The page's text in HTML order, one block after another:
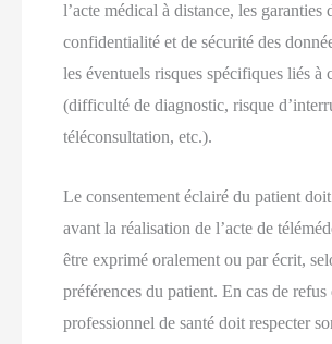
l’acte médical à distance, les garanties
confidentialité et de sécurité des
les éventuels risques spécifiques liés à
(difficulté de diagnostic, risque
téléconsultation, etc.).
Le consentement éclairé du patient
avant la réalisation de l’acte de
être exprimé oralement ou par écrit,
préférences du patient. En cas de
professionnel de santé doit respecter